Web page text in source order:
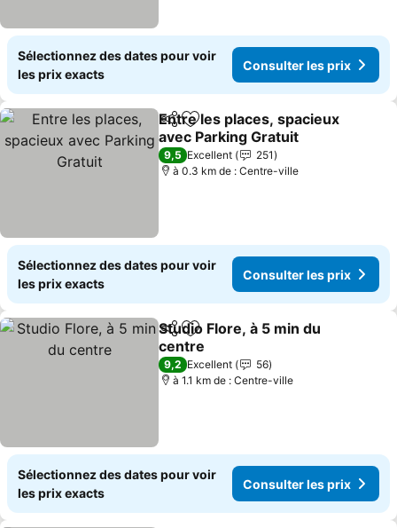
Sélectionnez des dates pour voir
les prix exacts
Consulter les prix
PartagerAjouter à mes favoris
Entre les places, spacieux
avec Parking Gratuit
Consulter les prix
9,5 Excellent
251
à 0.3 km de : Centre-ville
Sélectionnez des dates pour voir
les prix exacts
Consulter les prix
PartagerAjouter à mes favoris
Studio Flore, à 5 min du
centre
Consulter les prix
9,2 Excellent
56
à 1.1 km de : Centre-ville
Sélectionnez des dates pour voir
les prix exacts
Consulter les prix